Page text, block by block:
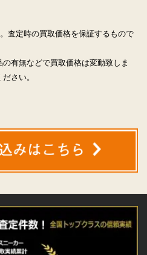
査定時の買取価格を保証するもので
有無などで買取価格は変動致しま
さい。